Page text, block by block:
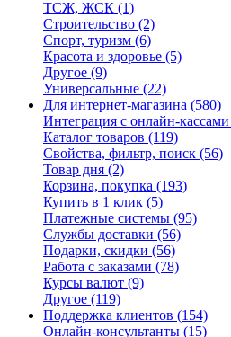
ТСЖ, ЖСК (1)
Строительство (2)
Спорт, туризм (6)
Красота и здоровье (5)
Другое (9)
Универсальные (22)
Для интернет-магазина (580)
Интеграция с онлайн-кассами
Каталог товаров (119)
Свойства, фильтр, поиск (56)
Товар дня (2)
Корзина, покупка (193)
Купить в 1 клик (5)
Платежные системы (95)
Службы доставки (56)
Подарки, скидки (56)
Работа с заказами (78)
Курсы валют (9)
Другое (119)
Поддержка клиентов (154)
Онлайн-консультанты (15)